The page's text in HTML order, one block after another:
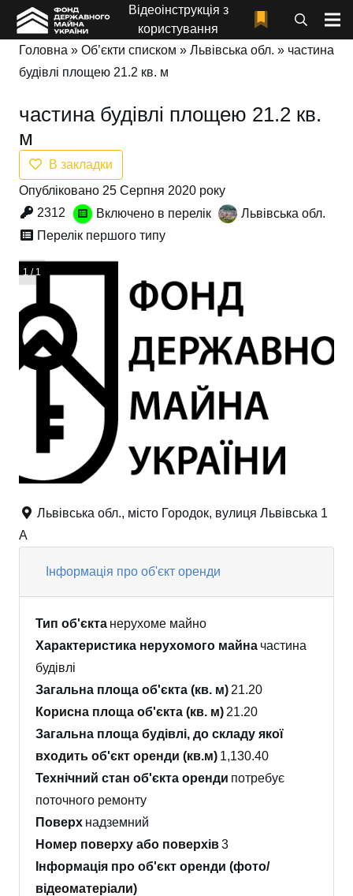
Відеоінструкція з
користування
Головна » Об’єкти списком » Львівська обл. » частина
будівлі площею 21.2 кв. м
частина будівлі площею 21.2 кв.
м
В закладки
Опубліковано 25 Серпня 2020 року
2312
Включено в перелік
Львівська обл.
Перелік першого типу
1 / 1
Львівська обл., місто Городок, вулиця Львівська 1
А
Інформація про об'єкт оренди
Тип об'єкта нерухоме майно
Характеристика нерухомого майна частина
будівлі
Загальна площа об'єкта (кв. м) 21.20
Корисна площа об'єкта (кв. м) 21.20
Загальна площа будівлі, до складу якої
входить об'єкт оренди (кв.м) 1,130.40
Технічний стан об'єкта оренди потребує
поточного ремонту
Поверх надземний
Номер поверху або поверхів3
Інформація про об'єкт оренди (фото/
відеоматеріали)